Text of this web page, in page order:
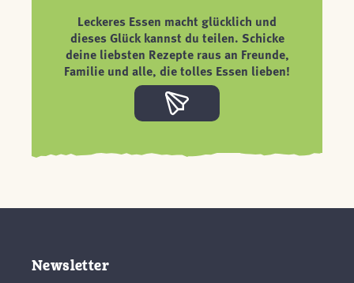
Leckeres Essen macht glücklich und
dieses Glück kannst du teilen. Schicke
deine liebsten Rezepte raus an Freunde,
Familie und alle, die tolles Essen lieben!
Newsletter